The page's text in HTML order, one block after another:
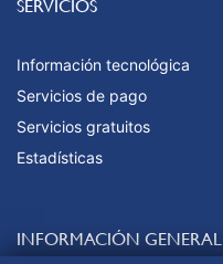
SERVICIOS
Información tecnológica
Servicios de pago
Servicios gratuitos
Estadísticas
INFORMACIÓN GENERAL